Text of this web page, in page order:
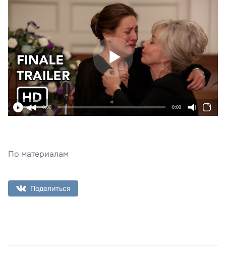
0:00 0:00
По материалам
Поделиться